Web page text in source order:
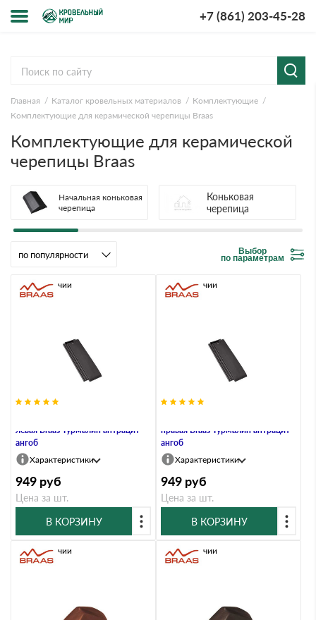
+7 (861) 203-45-28
компании
и оплата
ответы
Главная Каталог кровельных материалов
Комплектующие
Комплектующие для керамической черепицы Braas
Комплектующие для керамической
черепицы Braas
Начальная коньковая
черепица
Коньковая
черепица
Выбор
по параметрам
левая Braas Турмалин антрацит
ангоб
В наличии
Характеристики
949 руб
Цена за шт.
В КОРЗИНУ
правая Braas Турмалин антрацит
ангоб
В наличии
Характеристики
949 руб
Цена за шт.
В КОРЗИНУ
В наличии В наличии